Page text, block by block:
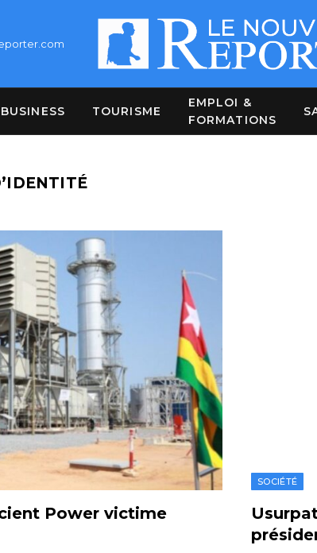
BUSINESS TOURISME
EMPLOI &
FORMATIONS
Power victime
SOCIÉTÉ